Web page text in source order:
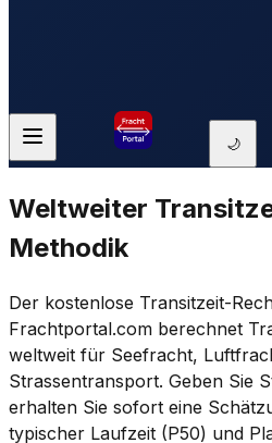
🌙
Weltweiter
Methodik
Der kostenlose Transitzeit-
Frachtportal.com berechnet
weltweit für Seefracht,
Strassentransport. Geben Sie
erhalten Sie sofort eine
typischer Laufzeit (P50) und